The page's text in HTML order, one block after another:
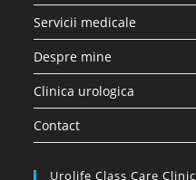
Servicii medicale
Despre mine
Clinica urologica
Contact
Urolife Class Care Clinic